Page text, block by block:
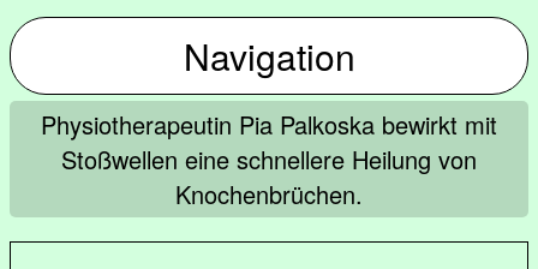
Navigation
Physiotherapeutin Pia Palkoska bewirkt mit
Stoßwellen eine schnellere Heilung von
Knochenbrüchen.